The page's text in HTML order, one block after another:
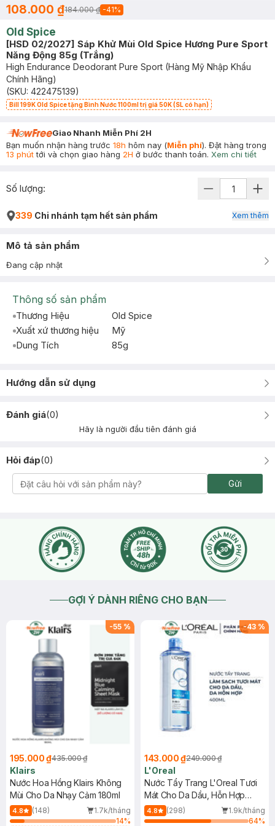
108.000 ₫184.000 ₫ -41%
Old Spice
[HSD 02/2027] Sáp Khử Mùi Old Spice Hương Pure Sport
Năng Động 85g (Trắng)
High Endurance Deodorant Pure Sport (Hàng Mỹ Nhập Khẩu
Chính Hãng)
(SKU: 422475139)
Bill 199K Old Spice tặng Bình Nước 1100ml trị giá 50K (SL có hạn)
Giao Nhanh Miễn Phí 2H
Bạn muốn nhận hàng trước 18h hôm nay (Miễn phí). Đặt hàng trong
13 phúttới và chọn giao hàng 2H ở bước thanh toán. Xem chi tiết
Số lượng:
339 Chi nhánh tạm hết sản phẩm Xem thêm
Mô tả sản phẩm
Đang cập nhật
Thông số sản phẩm
Thương Hiệu
Old Spice
Xuất xứ thương hiệu
Mỹ
Dung Tích
85g
Hướng dẫn sử dụng
Đánh giá(0)
Hãy là người đầu tiên đánh giá
Hỏi đáp(0)
Gửi
GỢI Ý DÀNH RIÊNG CHO BẠN
-55 %
195.000 ₫435.000 ₫
Klairs
Nước Hoa Hồng Klairs Không
Mùi Cho Da Nhạy Cảm 180ml
4.8 (148)
1.7k/tháng
14%
-43 %
143.000 ₫249.000 ₫
L'Oreal
Nước Tẩy Trang L'Oreal Tươi
Mát Cho Da Dầu, Hỗn Hợp
400ml
4.8 (298)
1.9k/tháng
64%